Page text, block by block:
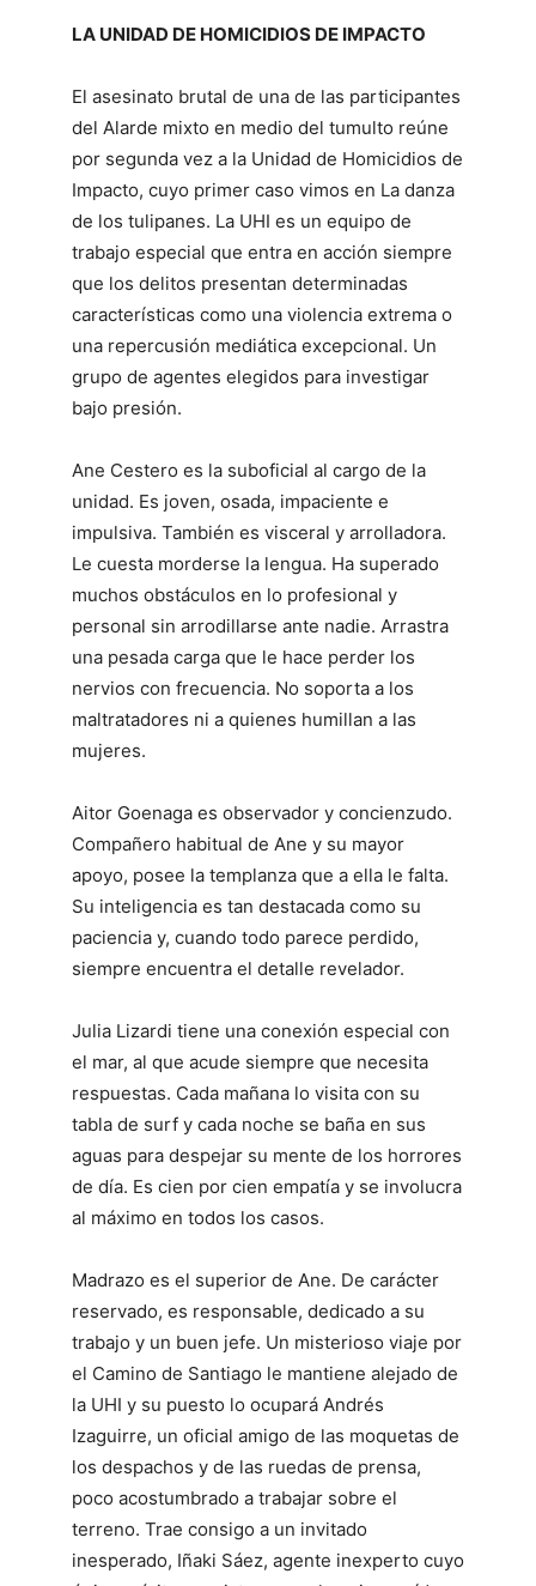
LA UNIDAD DE HOMICIDIOS DE IMPACTO
El asesinato brutal de una de las participantes
del Alarde mixto en medio del tumulto reúne
por segunda vez a la Unidad de Homicidios de
Impacto, cuyo primer caso vimos en La danza
de los tulipanes. La UHI es un equipo de
trabajo especial que entra en acción siempre
que los delitos presentan determinadas
características como una violencia extrema o
una repercusión mediática excepcional. Un
grupo de agentes elegidos para investigar
bajo presión.
Ane Cestero es la suboficial al cargo de la
unidad. Es joven, osada, impaciente e
impulsiva. También es visceral y arrolladora.
Le cuesta morderse la lengua. Ha superado
muchos obstáculos en lo profesional y
personal sin arrodillarse ante nadie. Arrastra
una pesada carga que le hace perder los
nervios con frecuencia. No soporta a los
maltratadores ni a quienes humillan a las
mujeres.
Aitor Goenaga es observador y concienzudo.
Compañero habitual de Ane y su mayor
apoyo, posee la templanza que a ella le falta.
Su inteligencia es tan destacada como su
paciencia y, cuando todo parece perdido,
siempre encuentra el detalle revelador.
Julia Lizardi tiene una conexión especial con
el mar, al que acude siempre que necesita
respuestas. Cada mañana lo visita con su
tabla de surf y cada noche se baña en sus
aguas para despejar su mente de los horrores
de día. Es cien por cien empatía y se involucra
al máximo en todos los casos.
Madrazo es el superior de Ane. De carácter
reservado, es responsable, dedicado a su
trabajo y un buen jefe. Un misterioso viaje por
el Camino de Santiago le mantiene alejado de
la UHI y su puesto lo ocupará Andrés
Izaguirre, un oficial amigo de las moquetas de
los despachos y de las ruedas de prensa,
poco acostumbrado a trabajar sobre el
terreno. Trae consigo a un invitado
inesperado, Iñaki Sáez, agente inexperto cuyo